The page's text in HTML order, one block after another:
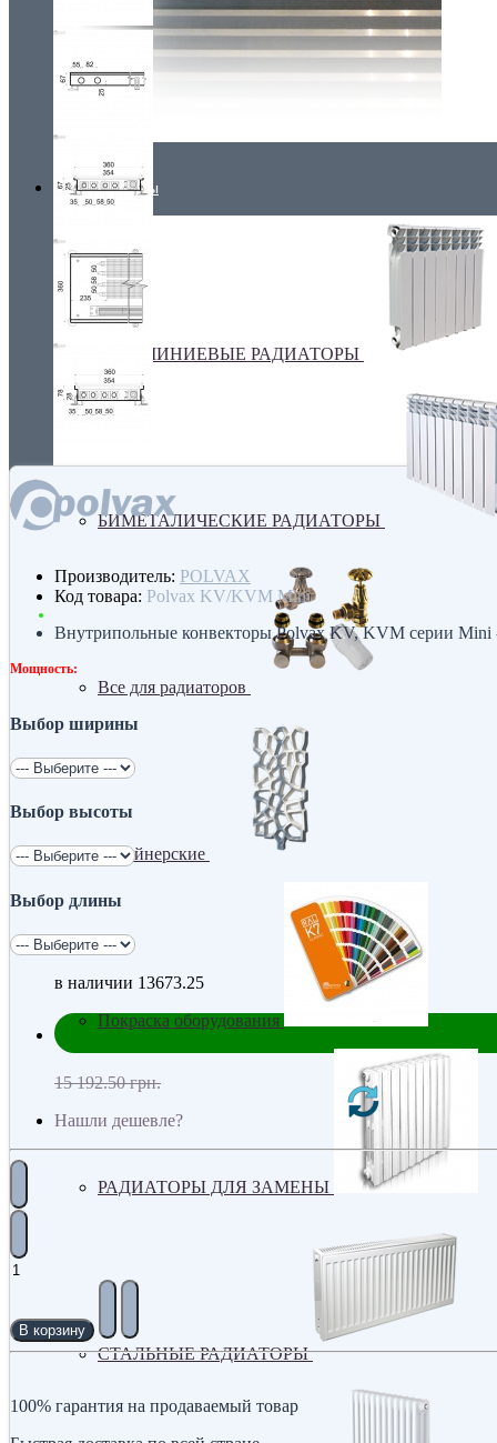
Радиаторы
АЛЮМИНИЕВЫЕ РАДИАТОРЫ
БИМЕТАЛИЧЕСКИЕ РАДИАТОРЫ
Все для радиаторов
Дизайнерские
Покраска оборудования
РАДИАТОРЫ ДЛЯ ЗАМЕНЫ
СТАЛЬНЫЕ РАДИАТОРЫ
Производитель: POLVAX
Код товара: Polvax KV/KVM Mini
Внутрипольные конвекторы Polvax KV, KVM серии Mini
Мощность:
Выбор ширины
Выбор высоты
Выбор длины
в наличии 13673.25
15 192.50 грн.
Нашли дешевле?
В корзину
100% гарантия на продаваемый товар